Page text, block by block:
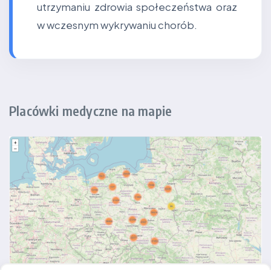
utrzymaniu zdrowia społeczeństwa oraz
w wczesnym wykrywaniu chorób.
Placówki medyczne na mapie